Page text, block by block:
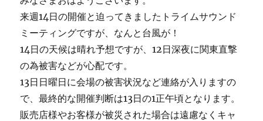
来週14日の開催と迫ってきましたトライムサウンド
ミーティングですが、なんと台風が！
14日の天候は晴れ予想ですが、12日深夜に関東直撃
の為被害などが心配です。
13日日曜日に会場の被害状況など連絡が入りますの
で、最終的な開催判断は13日の1正午頃となります。
販売店様やお客様が被災された場合は遠慮なくキャ